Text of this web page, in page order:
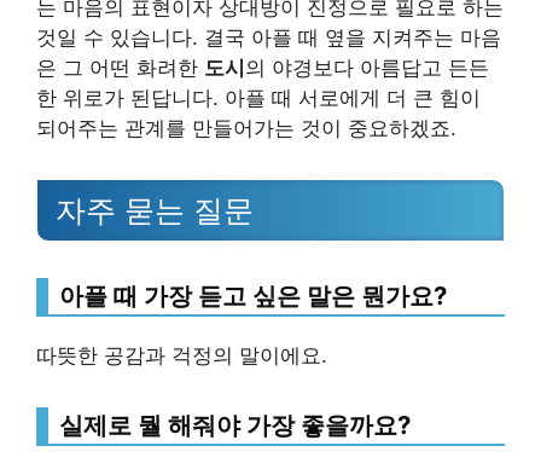
는 마음의 표현이자 상대방이 진정으로 필요로 하는
것일 수 있습니다. 결국 아플 때 옆을 지켜주는 마음
은 그 어떤 화려한 도시의 야경보다 아름답고 든든
한 위로가 된답니다. 아플 때 서로에게 더 큰 힘이
되어주는 관계를 만들어가는 것이 중요하겠죠.
자주 묻는 질문
아플 때 가장 듣고 싶은 말은 뭔가요?
따뜻한 공감과 걱정의 말이에요.
실제로 뭘 해줘야 가장 좋을까요?